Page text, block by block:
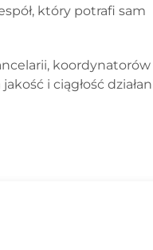
który potrafi sam
koordynatorów
i ciągłość